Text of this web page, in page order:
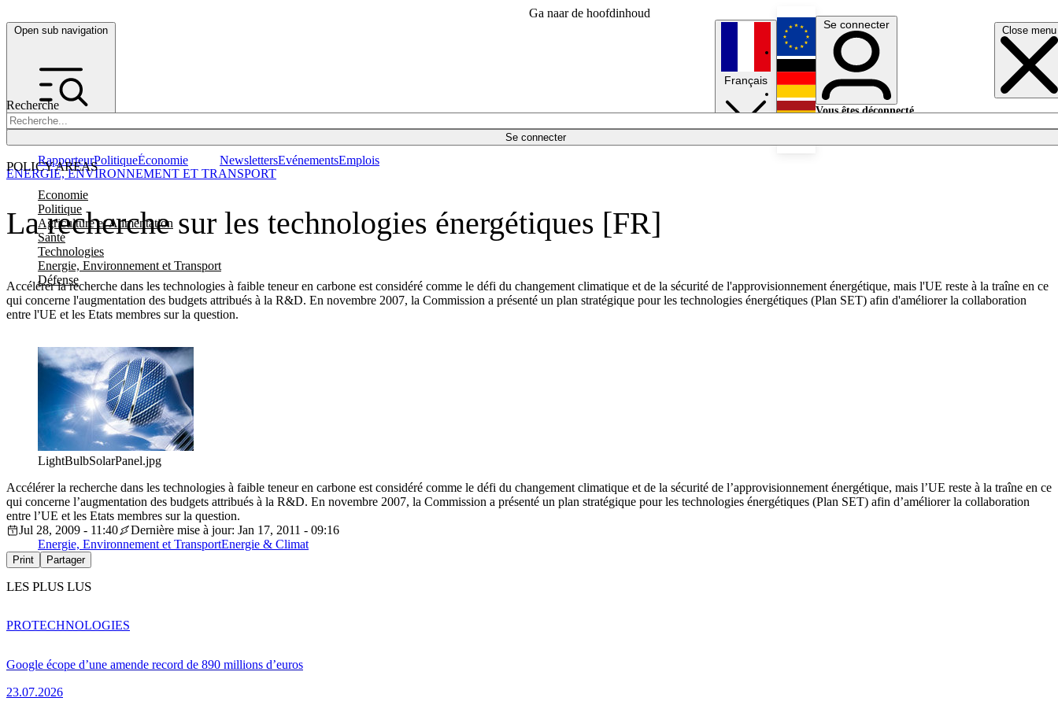
Ga naar de hoofdinhoud
Open sub navigation Close menu
Recherche
Se connecter
POLICY AREAS
Economie
Politique
Agriculture et Alimentation
Santé
Technologies
Energie, Environnement et Transport
Défense
RapporteurPolitiqueÉconomie NewslettersEvénementsEmplois
Français
English
Deutsch
Se connecter
Vous êtes déconnecté.
La recherche sur les technologies énergétiques [FR]
Accélérer la recherche dans les technologies à faible teneur en carbone est considéré comme le défi du changement climatique et de la sécurité de l'approvisionnement énergétique, mais l'UE reste à la traîne en ce
qui concerne l'augmentation des budgets attribués à la R&D. En novembre 2007, la Commission a présenté un plan stratégique pour les technologies énergétiques (Plan SET) afin d'améliorer la collaboration
entre l'UE et les Etats membres sur la question.
ENERGIE, ENVIRONNEMENT ET TRANSPORT
LightBulbSolarPanel.jpg
Accélérer la recherche dans les technologies à faible teneur en carbone est considéré comme le défi du changement climatique et de la sécurité de l’approvisionnement énergétique, mais l’UE reste à la traîne en ce
qui concerne l’augmentation des budgets attribués à la R&D. En novembre 2007, la Commission a présenté un plan stratégique pour les technologies énergétiques (Plan SET) afin d’améliorer la collaboration
entre l’UE et les Etats membres sur la question.
Jul 28, 2009 - 11:40
Dernière mise à jour: Jan 17, 2011 - 09:16
Energie, Environnement et TransportEnergie & Climat
Print Partager
LES PLUS LUS
Google écope d’une amende record de 890 millions d’euros
23.07.2026
PROTECHNOLOGIES